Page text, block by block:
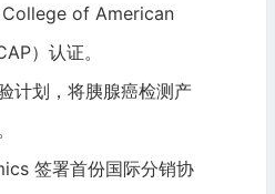
College of American
）认证。
计划，将胰腺癌检测产
签署首份国际分销协